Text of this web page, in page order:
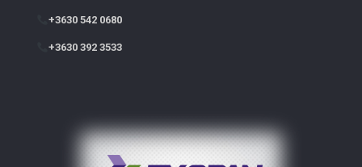
+3630 542 0680
+3630 392 3533